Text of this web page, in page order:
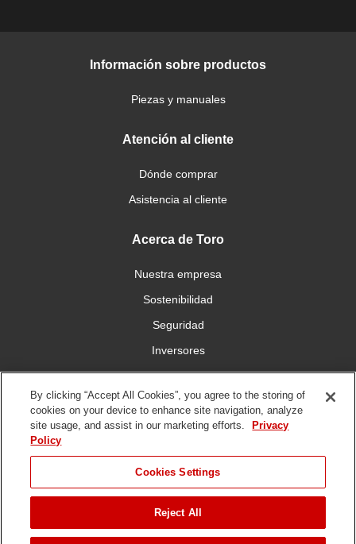
SALTAR HASTA
Información sobre productos
Piezas y manuales
Atención al cliente
Dónde comprar
Asistencia al cliente
Acerca de Toro
Nuestra empresa
Sostenibilidad
Seguridad
Inversores
Trabajo
Conéctese con nosotros
uso
Política de
privacidad
Intelectual
By clicking “Accept All Cookies”, you agree to the storing of
cookies on your device to enhance site navigation, analyze
site usage, and assist in our marketing efforts.
Privacy
Policy
Cookies Settings
Reject All